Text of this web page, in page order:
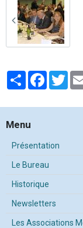
PartagerFacebook
Menu
Présentation
Le Bureau
Historique
Newsletters
Les Associations